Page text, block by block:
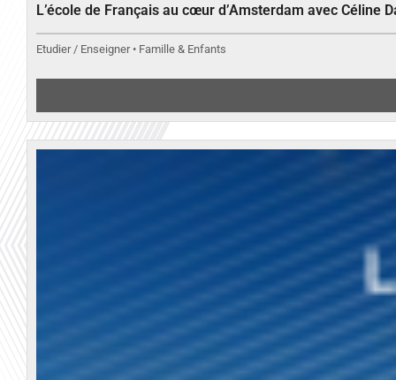
L’école de Français au cœur d’Amsterdam avec Céline
Etudier / Enseigner • Famille & Enfants